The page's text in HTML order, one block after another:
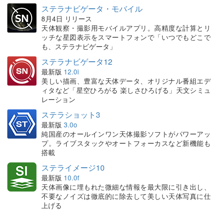
ステラナビゲータ・モバイル
8月4日 リリース
天体観察・撮影用モバイルアプリ。高精度な計算とリ
ッチな星図表示をスマートフォンで「いつでもどこで
も、ステラナビゲータ」
ステラナビゲータ12
最新版 12.0i
美しい描画、豊富な天体データ、オリジナル番組エデ
ィタなど「星空ひろがる 楽しさひろげる」天文シミュ
レーション
ステラショット3
最新版 3.0o
純国産のオールインワン天体撮影ソフトがパワーアッ
プ。ライブスタックやオートフォーカスなど新機能も
搭載
ステライメージ10
最新版 10.0f
天体画像に埋もれた微細な情報を最大限に引き出し、
不要なノイズは徹底的に除去して美しい天体写真に仕
上げる